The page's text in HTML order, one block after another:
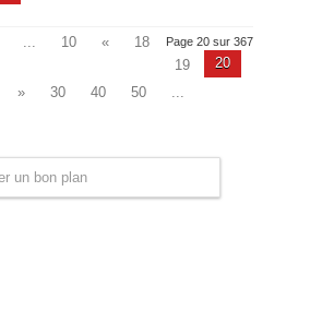
Page 20 sur 367
... 10 «
18
19
20
» 30 40 50
...